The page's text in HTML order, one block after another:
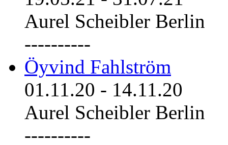
Aurel Scheibler Berlin
----------
Öyvind Fahlström
01.11.20 - 14.11.20
Aurel Scheibler Berlin
----------